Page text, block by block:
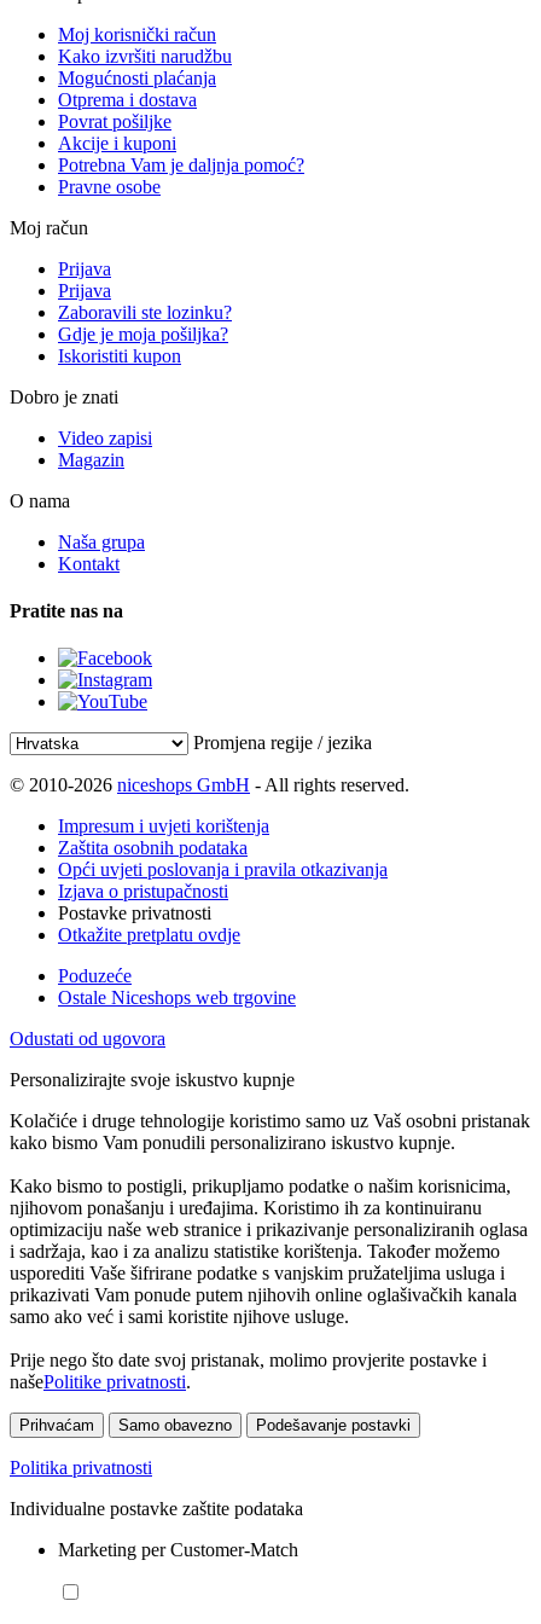
Moj korisnički račun
Kako izvršiti narudžbu
Mogućnosti plaćanja
Otprema i dostava
Povrat pošiljke
Akcije i kuponi
Potrebna Vam je daljnja pomoć?
Pravne osobe
Moj račun
Prijava
Prijava
Zaboravili ste lozinku?
Gdje je moja pošiljka?
Iskoristiti kupon
Dobro je znati
Video zapisi
Magazin
O nama
Naša grupa
Kontakt
Pratite nas na
Promjena regije / jezika
© 2010-2026 niceshops GmbH - All rights reserved.
Impresum i uvjeti korištenja
Zaštita osobnih podataka
Opći uvjeti poslovanja i pravila otkazivanja
Izjava o pristupačnosti
Postavke privatnosti
Otkažite pretplatu ovdje
Poduzeće
Ostale Niceshops web trgovine
Odustati od ugovora
Personalizirajte svoje iskustvo kupnje
Kolačiće i druge tehnologije koristimo samo uz Vaš osobni pristanak
kako bismo Vam ponudili personalizirano iskustvo kupnje.
Kako bismo to postigli, prikupljamo podatke o našim korisnicima,
njihovom ponašanju i uređajima. Koristimo ih za kontinuiranu
optimizaciju naše web stranice i prikazivanje personaliziranih oglasa
i sadržaja, kao i za analizu statistike korištenja. Također možemo
usporediti Vaše šifrirane podatke s vanjskim pružateljima usluga i
prikazivati Vam ponude putem njihovih online oglašivačkih kanala
samo ako već i sami koristite njihove usluge.
Prije nego što date svoj pristanak, molimo provjerite postavke i
našePolitike privatnosti.
Prihvaćam Samo obavezno Podešavanje postavki
Politika privatnosti
Individualne postavke zaštite podataka
Marketing per Customer-Match